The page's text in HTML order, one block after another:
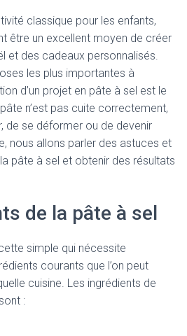
classique pour les enfants,
être un excellent moyen de créer
et des cadeaux personnalisés.
les plus importantes à
d’un projet en pâte à sel est le
n’est pas cuite correctement,
de se déformer ou de devenir
nous allons parler des astuces et
pâte à sel et obtenir des résultats
de la pâte à sel
simple qui nécessite
courants que l’on peut
cuisine. Les ingrédients de
: